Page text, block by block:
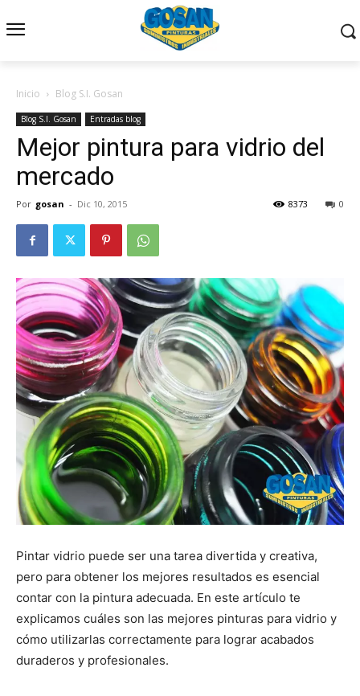
Inicio Blog S.I. Gosan
Blog S.I. Gosan Entradas blog
Mejor pintura para vidrio del
mercado
Por gosan - Dic 10, 2015 0
8373
Pintar vidrio puede ser una tarea divertida y creativa,
pero para obtener los mejores resultados es esencial
contar con la pintura adecuada. En este artículo te
explicamos cuáles son las mejores pinturas para vidrio y
cómo utilizarlas correctamente para lograr acabados
duraderos y profesionales.